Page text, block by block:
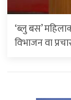
‘ब्लु बस’
विभाजन वा